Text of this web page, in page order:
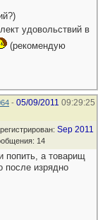
удовольствий в
(рекомендую
- 05/09/2011 09:29:25
Sep 2011
14
попить, а товарищ
после изрядно